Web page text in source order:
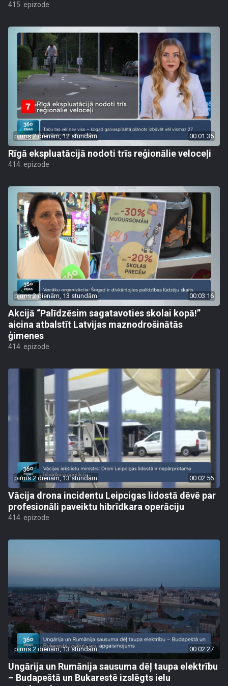
415. epizode
pirms 2 dienām, 12 stundām 00:01:35
Rīgā ekspluatācijā nodoti trīs reģionālie veloceļi
414. epizode
pirms 2 dienām, 13 stundām 00:03:16
Akcijā “Palīdzēsim sagatavoties skolai kopā!”
aicina atbalstīt Latvijas maznodrošinātās
ģimenes
414. epizode
pirms 2 dienām, 13 stundām 00:02:56
Vācija drona incidentu Leipcigas lidostā dēvē par
profesionāli paveiktu hibrīdkara operāciju
414. epizode
pirms 2 dienām, 13 stundām 00:02:27
Ungārija un Rumānija sausuma dēļ taupa elektrību
– Budapeštā un Bukarestē izslēgts ielu